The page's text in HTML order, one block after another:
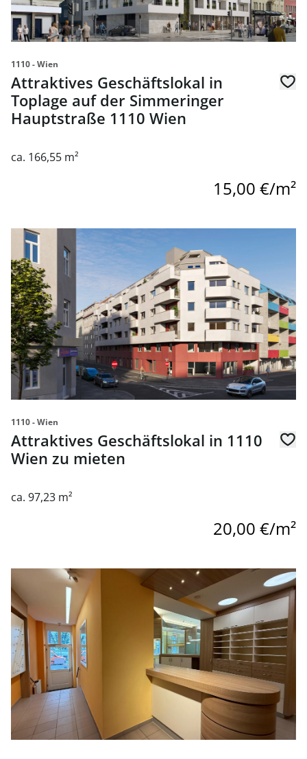
1110 - Wien
Attraktives Geschäftslokal in
Toplage auf der Simmeringer
Hauptstraße 1110 Wien
ca. 166,55 m²
15,00 €/m²
Link zur Seite Attraktives Geschäftslokal in 1110 Wien zu
1110 - Wien
Attraktives Geschäftslokal in 1110
Wien zu mieten
ca. 97,23 m²
20,00 €/m²
Link zur Seite Moderne Geschäfts- und Lagerflächen in